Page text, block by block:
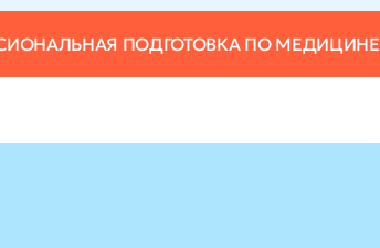
ПОДГОТОВКА ПО МЕДИЦИНЕ